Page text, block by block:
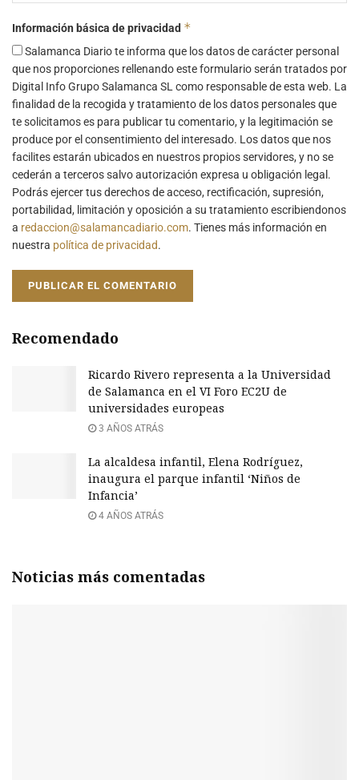
Información básica de privacidad *
Salamanca Diario te informa que los datos de carácter personal
que nos proporciones rellenando este formulario serán tratados por
Digital Info Grupo Salamanca SL como responsable de esta web. La
finalidad de la recogida y tratamiento de los datos personales que
te solicitamos es para publicar tu comentario, y la legitimación se
produce por el consentimiento del interesado. Los datos que nos
facilites estarán ubicados en nuestros propios servidores, y no se
cederán a terceros salvo autorización expresa u obligación legal.
Podrás ejercer tus derechos de acceso, rectificación, supresión,
portabilidad, limitación y oposición a su tratamiento escribiendonos
a redaccion@salamancadiario.com. Tienes más información en
nuestra política de privacidad.
Recomendado
Ricardo Rivero representa a la Universidad
de Salamanca en el VI Foro EC2U de
universidades europeas
3 AÑOS ATRÁS
La alcaldesa infantil, Elena Rodríguez,
inaugura el parque infantil ‘Niños de
Infancia’
4 AÑOS ATRÁS
Noticias más comentadas